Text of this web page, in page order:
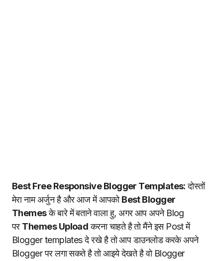
Best Free Responsive Blogger Templates:दोस्तों
मेरा नाम अर्जुन है और आज में आपकोBest Blogger
Themesके बारे में बताने वाला हु, अगर आप अपने Blog
पर Themes Uploadकरना चाहते है तो मैंने इस Post में
Blogger templates दे रखे है तो आप डाउनलोड करके अपने
Blogger पर लगा सकते है तो आइये देखते है वो Blogger